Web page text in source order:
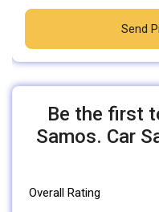
Send
Be the first
Samos. Car
Overall Rating